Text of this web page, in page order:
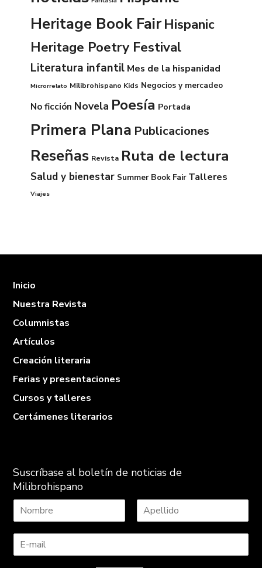
Heritage Book FairHispanic
Heritage Poetry Festival
Literatura infantil Mes de la hispanidad
Microrrelato Milibrohispano Kids Negocios y mercadeo
No ficción Novela Poesía Portada
Primera Plana Publicaciones
Reseñas Revista Ruta de lectura
Salud y bienestar Summer Book Fair Talleres
Viajes
Inicio
Nuestra Revista
Columnistas
Artículos
Creación literaria
Ferias y presentaciones
Cursos y talleres
Certámenes literarios
Suscríbase al boletín de noticias de
Milibrohispano
o
b
p
l